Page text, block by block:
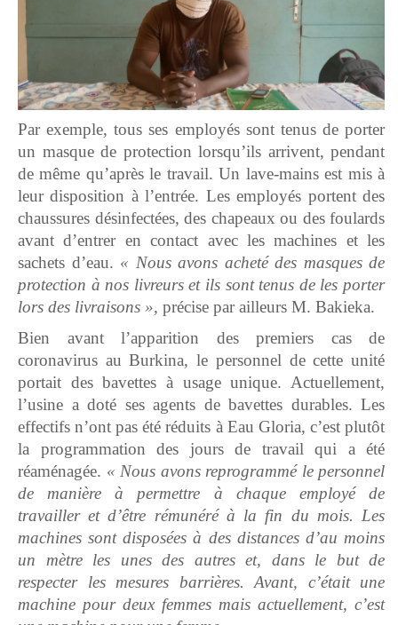
Par exemple, tous ses employés sont tenus de porter
un masque de protection lorsqu’ils arrivent, pendant
de même qu’après le travail. Un lave-mains est mis à
leur disposition à l’entrée. Les employés portent des
chaussures désinfectées, des chapeaux ou des foulards
avant d’entrer en contact avec les machines et les
sachets d’eau. « Nous avons acheté des masques de
protection à nos livreurs et ils sont tenus de les porter
lors des livraisons », précise par ailleurs M. Bakieka.
Bien avant l’apparition des premiers cas de
coronavirus au Burkina, le personnel de cette unité
portait des bavettes à usage unique. Actuellement,
l’usine a doté ses agents de bavettes durables. Les
effectifs n’ont pas été réduits à Eau Gloria, c’est plutôt
la programmation des jours de travail qui a été
réaménagée. « Nous avons reprogrammé le personnel
de manière à permettre à chaque employé de
travailler et d’être rémunéré à la fin du mois. Les
machines sont disposées à des distances d’au moins
un mètre les unes des autres et, dans le but de
respecter les mesures barrières. Avant, c’était une
machine pour deux femmes mais actuellement, c’est